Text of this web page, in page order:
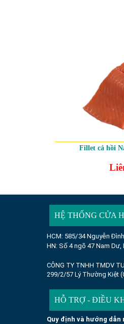
Fillet cá hồi
HỆ THỐNG CỬA
HCM: 585/34 Nguyễn
HN: Số 4 ngõ 47 Nam
CÔNG TY TNHH TMDV
299/2/57 Lý Thường Kiệt
HỖ TRỢ - ĐIỀU
Quy định và hướng dẫn